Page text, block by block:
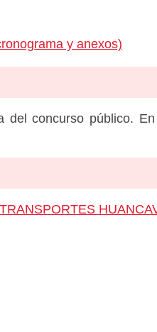
y anexos)
del concurso público.